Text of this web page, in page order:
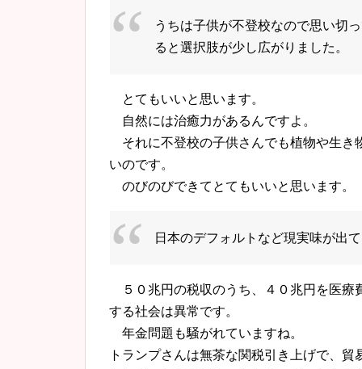
うちは子供が不登校なので思い切
ると選択肢が少し広がりました。
とてもいいと思います。
自然には治癒力があるんですよ。
それに不登校の子供さんでも植物や生き
いのです。
のびのびできてとてもいいと思います。
日本のデフォルトなど現実味が出
５０兆円の税収のうち、４０兆円を医療
する社会は異常です。
年金問題も騒がれていますね。
トランプさんは無茶な関税引き上げで、貿